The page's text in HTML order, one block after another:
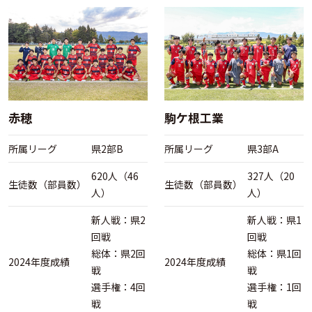
赤穂
所属リーグ 県2部B
生徒数（部員数）
620人（46
人）
2024年度成績
新人戦：県2
回戦
総体：県2回
戦
選手権：4回
戦
駒ケ根工業
所属リーグ 県3部A
生徒数（部員数）
327人（20
人）
2024年度成績
新人戦：県1
回戦
総体：県1回
戦
選手権：1回
戦